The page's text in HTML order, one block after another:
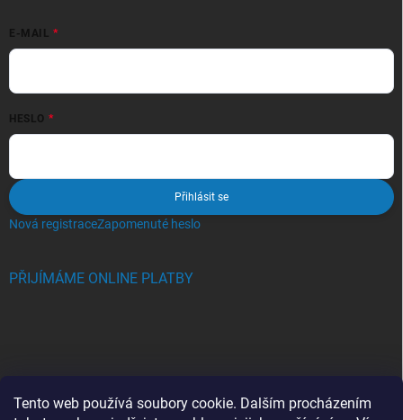
Tento web používá soubory cookie. Dalším procházením
E-MAIL
HESLO
Přihlásit se
Nová registraceZapomenuté heslo
PŘIJÍMÁME ONLINE PLATBY
BLOG